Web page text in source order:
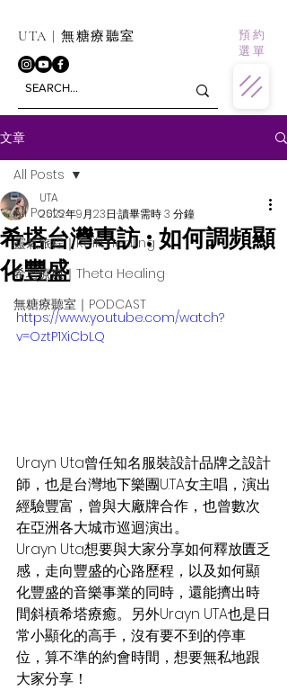
UTA | 無糖療聽室
預 約
選 單
文章
All Posts
靈氣旅程｜Reiki Healing
希塔療癒｜Theta Healing
無糖療聽室｜PODCAST
All Posts
希塔台灣專訪 : 如何調頻顯
化豐盛
UTA
2022年9月23日 讀畢需時 3 分鐘
https://www.youtube.com/watch?
v=OztP1XiCbLQ
Urayn Uta曾任知名服裝設計品牌之設計
師，也是台灣地下樂團U.TA女主唱，演出
經驗豐富，曾與大廠牌合作，也曾數次
在亞洲各大城市巡迴演出。
Urayn Uta想要與大家分享如何釋放匱乏
感，走向豐盛的心路歷程，以及如何顯
化豐盛的音樂事業的同時，還能擠出時
間斜槓希塔療癒。另外Urayn UTA也是日
常小顯化的高手，沒有要不到的停車
位，算不準的約會時間，想要無私地跟
大家分享！